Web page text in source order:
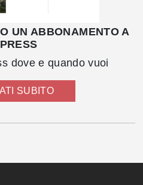
UN ABBONAMENTO A
dove e quando vuoi
SUBITO